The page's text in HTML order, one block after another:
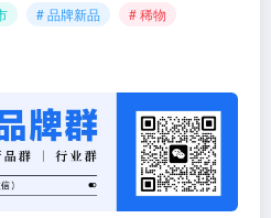
# 品牌新品
# 稀物